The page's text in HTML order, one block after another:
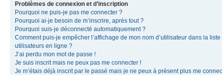
Problèmes de connexion et d’inscription
Pourquoi ne puis-je pas me connecter ?
Pourquoi ai-je besoin de m’inscrire, après tout ?
Pourquoi suis-je déconnecté automatiquement ?
Comment puis-je empêcher l’affichage de mon nom d’utilisateur dans la liste
utilisateurs en ligne ?
J’ai perdu mon mot de passe !
Je suis inscrit mais ne peux pas me connecter !
Je m’étais déjà inscrit par le passé mais je ne peux à présent plus me